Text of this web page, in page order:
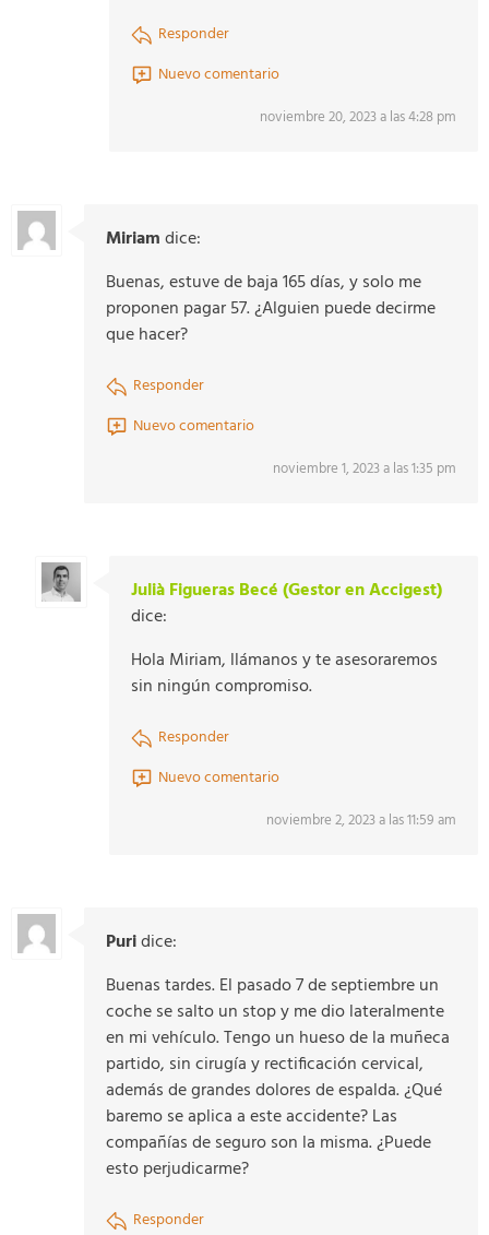
Responder
Nuevo comentario
noviembre 20, 2023 a las 4:28 pm
Miriam dice:
Buenas, estuve de baja 165 días, y solo me
proponen pagar 57. ¿Alguien puede decirme
que hacer?
Responder
Nuevo comentario
noviembre 1, 2023 a las 1:35 pm
Julià Figueras Becé (Gestor en Accigest)
dice:
Hola Miriam, llámanos y te asesoraremos
sin ningún compromiso.
Responder
Nuevo comentario
noviembre 2, 2023 a las 11:59 am
Puridice:
Buenas tardes. El pasado 7 de septiembre un
coche se salto un stop y me dio lateralmente
en mi vehículo. Tengo un hueso de la muñeca
partido, sin cirugía y rectificación cervical,
además de grandes dolores de espalda. ¿Qué
baremo se aplica a este accidente? Las
compañías de seguro son la misma. ¿Puede
esto perjudicarme?
Responder